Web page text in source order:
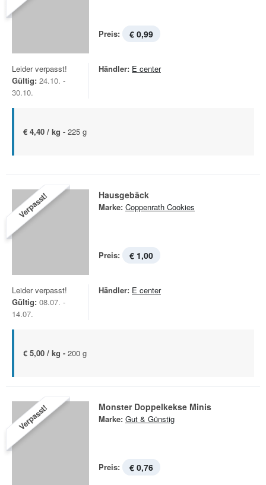
Preis: € 0,99
Leider verpasst!
Gültig: 24.10. -
30.10.
Händler: E center
€ 4,40 / kg - 225 g
Verpasst! Hausgebäck
Marke: Coppenrath Cookies
Preis: € 1,00
Leider verpasst!
Gültig: 08.07. -
14.07.
Händler: E center
€ 5,00 / kg - 200 g
Verpasst! Monster Doppelkekse Minis
Marke: Gut & Günstig
Preis: € 0,76